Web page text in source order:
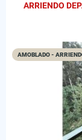
ARRIENDO
AMOBLADO -